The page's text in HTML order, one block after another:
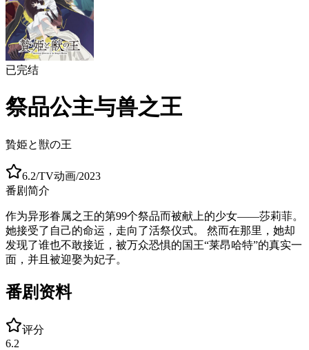
已完结
祭品公主与兽之王
贄姫と獣の王
6.2/TV动画/2023
番剧简介
作为异形眷属之王的第99个祭品而被献上的少女——莎莉菲。
她接受了自己的命运，走向了活祭仪式。 然而在那里，她却
发现了谁也不敢接近，被万众恐惧的国王“莱昂哈特”的真实一
面，并且被迎娶为妃子。
番剧资料
评分
6.2